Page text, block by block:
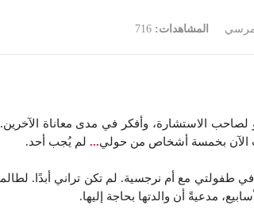
مرسي المشاهدات:716
الاستشارة، وأفكر في مدى معاناة
الآن بخمسة أشخاص من حولي... لم يُجب أحد.
مع أم نرجسية. لم تكن تراني أبدًا. لطالما
مدعيةً أن والدتها بحاجة إليها.